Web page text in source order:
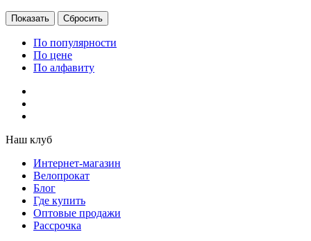
По популярности
По цене
По алфавиту
Наш клуб
Интернет-магазин
Велопрокат
Блог
Где купить
Оптовые продажи
Рассрочка